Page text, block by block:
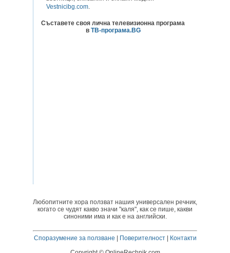
Vestnicibg.com.
Съставете своя лична телевизионна програма
в ТВ-програма.BG
Любопитните хора ползват нашия универсален речник,
когато се чудят какво значи "каля", как се пише, какви
синоними има и как е на английски.
Споразумение за ползване | Поверителност| Контакти